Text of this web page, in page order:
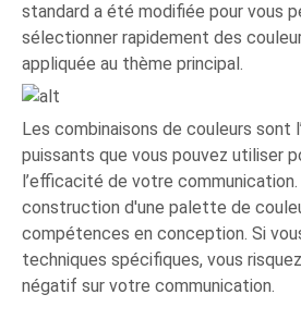
standard a été modifiée pour vous
sélectionner rapidement des
appliquée au thème principal.
Les combinaisons de couleurs sont
puissants que vous pouvez utiliser
l’efficacité de votre
construction d'une palette de
compétences en conception. Si
techniques spécifiques, vous
négatif sur votre communication.